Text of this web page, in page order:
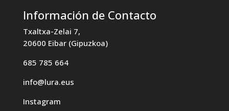
Información de Contacto
Txaltxa-Zelai 7,
20600 Eibar (Gipuzkoa)
685 785 664
info@lura.eus
Instagram